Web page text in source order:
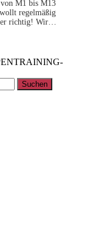
M1 bis M13
regelmäßig
richtig! Wir
hier